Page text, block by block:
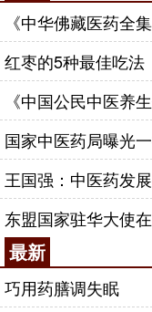
《中华佛藏医药全
红枣的5种最佳吃法
《中国公民中医养
国家中医药局曝光
王国强：中医药发
东盟国家驻华大使
最新
巧用药膳调失眠